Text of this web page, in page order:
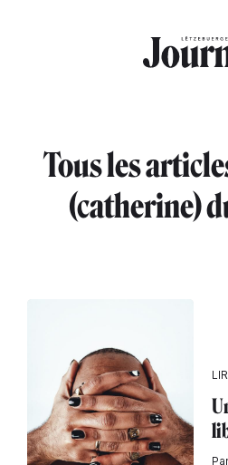
Tous les
(catherine)